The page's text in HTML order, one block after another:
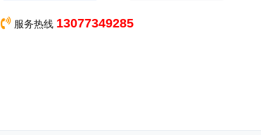
服务热线 13077349285